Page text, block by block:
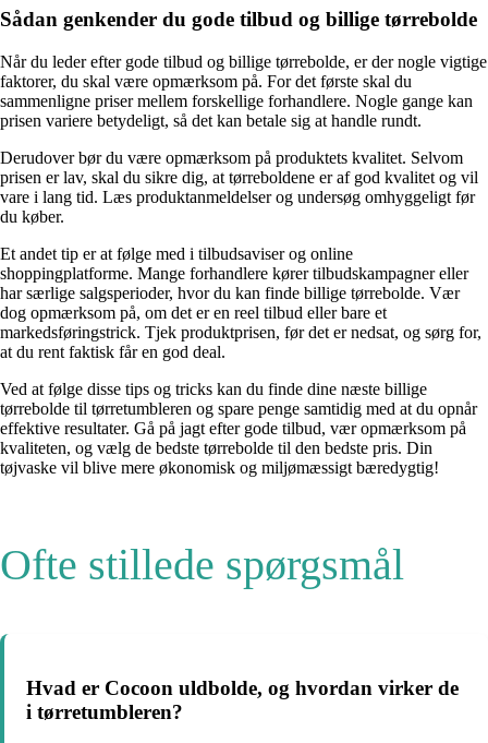
Sådan genkender du gode tilbud og billige tørrebolde
Når du leder efter gode tilbud og billige tørrebolde, er der nogle vigtige
faktorer, du skal være opmærksom på. For det første skal du
sammenligne priser mellem forskellige forhandlere. Nogle gange kan
prisen variere betydeligt, så det kan betale sig at handle rundt.
Derudover bør du være opmærksom på produktets kvalitet. Selvom
prisen er lav, skal du sikre dig, at tørreboldene er af god kvalitet og vil
vare i lang tid. Læs produktanmeldelser og undersøg omhyggeligt før
du køber.
Et andet tip er at følge med i tilbudsaviser og online
shoppingplatforme. Mange forhandlere kører tilbudskampagner eller
har særlige salgsperioder, hvor du kan finde billige tørrebolde. Vær
dog opmærksom på, om det er en reel tilbud eller bare et
markedsføringstrick. Tjek produktprisen, før det er nedsat, og sørg for,
at du rent faktisk får en god deal.
Ved at følge disse tips og tricks kan du finde dine næste billige
tørrebolde til tørretumbleren og spare penge samtidig med at du opnår
effektive resultater. Gå på jagt efter gode tilbud, vær opmærksom på
kvaliteten, og vælg de bedste tørrebolde til den bedste pris. Din
tøjvaske vil blive mere økonomisk og miljømæssigt bæredygtig!
Ofte stillede spørgsmål
Hvad er Cocoon uldbolde, og hvordan virker de
i tørretumbleren?